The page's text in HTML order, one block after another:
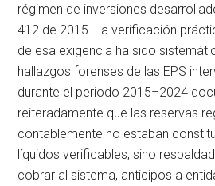
régimen de inversiones
412 de 2015. La verificación
de esa exigencia ha sido
hallazgos forenses de las EPS
durante el periodo 2015–2024
reiteradamente que las reservas
contablemente no estaban
líquidos verificables, sino
cobrar al sistema, anticipos a